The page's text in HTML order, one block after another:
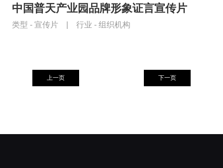
中国普天产业园品牌形象证言宣传片
类型 - 宣传片 行业 - 组织机构
上一页 下一页